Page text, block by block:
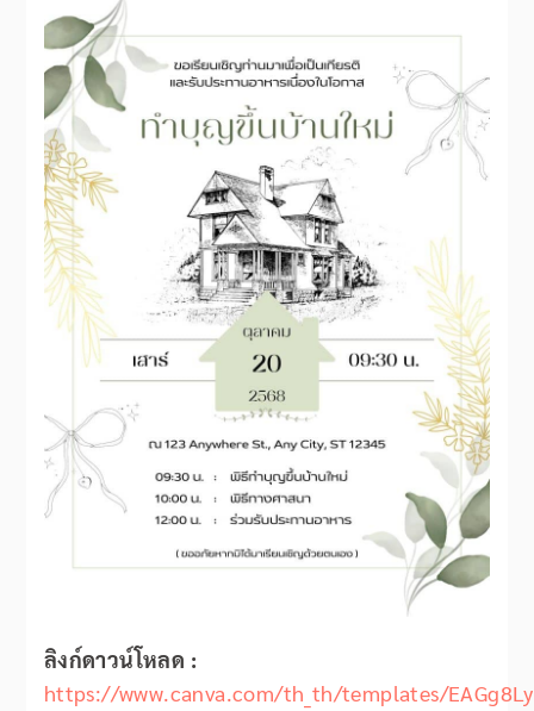
ลิงก์ดาวน์โหลด :
https://www.canva.com/th_th/templates/